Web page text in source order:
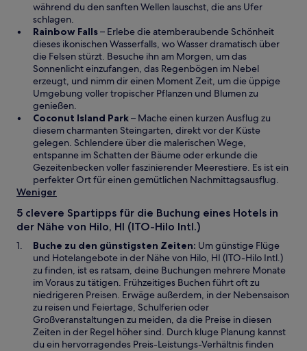
e
e
n
F
e
n
s
e
r
g
e
ö
f
e
t
n
i
n
e
m
n
e
e
n
F
e
n
s
r
g
ö
f
f
n
e
t
während du den sanften Wellen lauschst, die ans Ufer
schlagen.
Rainbow FallsW
i
r
d
i
n
i
n
e
m
n
e
n
F
n
s
t
e
r
g
e
ö
– Erlebe die atemberaubende Schönheit
dieses ikonischen Wasserfalls, wo Wasser dramatisch über
die Felsen stürzt. Besuche ihn am Morgen, um das
Sonnenlicht einzufangen, das Regenbögen im Nebel
erzeugt, und nimm dir einen Moment Zeit, um die üppige
Umgebung voller tropischer Pflanzen und Blumen zu
genießen.
Coconut Island ParkW
i
r
d
i
n
n
e
m
n
e
u
e
n
F
e
n
– Mache einen kurzen Ausflug zu
diesem charmanten Steingarten, direkt vor der Küste
gelegen. Schlendere über die malerischen Wege,
entspanne im Schatten der Bäume oder erkunde die
Gezeitenbecken voller faszinierender Meerestiere. Es ist ein
perfekter Ort für einen gemütlichen Nachmittagsausflug.
Weniger
5 clevere Spartipps für die Buchung eines Hotels in
der Nähe von Hilo, HI (ITO-Hilo Intl.)
Buche zu den günstigsten Zeiten: Um günstige Flüge
und Hotelangebote in der Nähe von Hilo, HI (ITO-Hilo Intl.)
zu finden, ist es ratsam, deine Buchungen mehrere Monate
im Voraus zu tätigen. Frühzeitiges Buchen führt oft zu
niedrigeren Preisen. Erwäge außerdem, in der Nebensaison
zu reisen und Feiertage, Schulferien oder
Großveranstaltungen zu meiden, da die Preise in diesen
Zeiten in der Regel höher sind. Durch kluge Planung kannst
du ein hervorragendes Preis-Leistungs-Verhältnis finden